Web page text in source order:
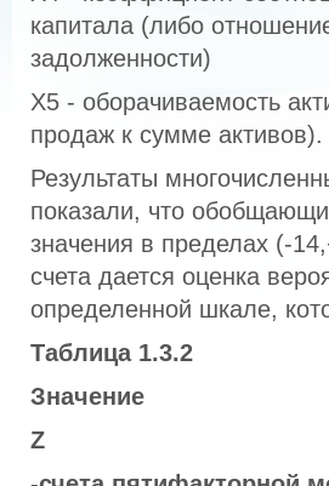
капитала (либо
задолженности)
Х5 - оборачиваемость
продаж к сумме активов).
Результаты
показали, что
значения в пределах (-
счета дается оценка
определенной шкале,
Таблица 1.3.2
Значение
Z